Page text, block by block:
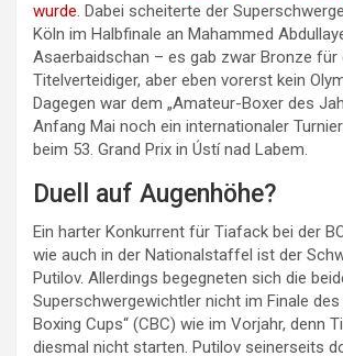
wurde. Dabei scheiterte der
Köln im Halbfinale an Mahammed
Asaerbaidschan – es gab zwar Bronze für
Titelverteidiger, aber eben vorerst kein
Dagegen war dem „Amateur-Boxer des
Anfang Mai noch ein internationaler
beim 53. Grand Prix in Ústí nad Labem.
Duell auf Augenhöhe?
Ein harter Konkurrent für Tiafack bei der
wie auch in der Nationalstaffel ist der
Putilov. Allerdings begegneten sich die
Superschwergewichtler nicht im Finale des
Boxing Cups“ (CBC) wie im Vorjahr, denn
diesmal nicht starten. Putilov seinerseits